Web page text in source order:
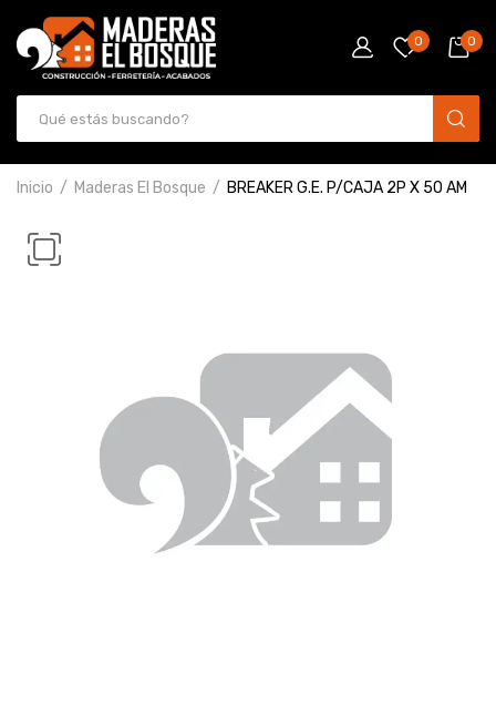
0 0
Inicio Maderas El Bosque BREAKER G.E. P/CAJA 2P X 50 AM